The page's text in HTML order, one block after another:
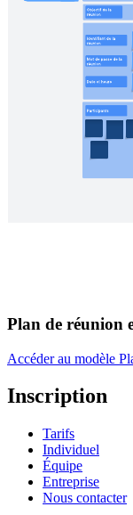
Plan de réunion
Accéder au modèle
Inscription
Tarifs
Individuel
Équipe
Entreprise
Nous contacter